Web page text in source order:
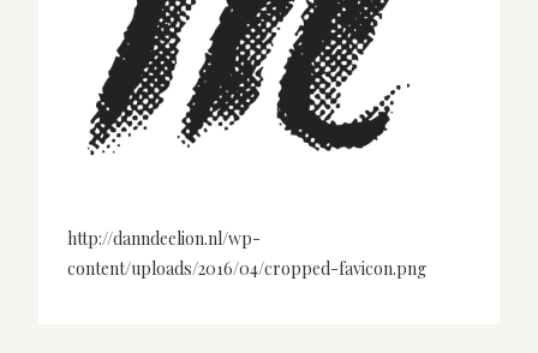
http://danndeelion.nl/wp-
content/uploads/2016/04/cropped-favicon.png